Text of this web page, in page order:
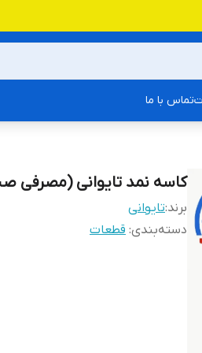
تماس با ما
کاسه نمد تایوانی (مصرفی صنعتی )
برند:تایوانی
دسته‌بندی: قطعات